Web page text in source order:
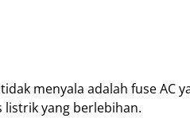
menyala adalah fuse AC
listrik yang berlebihan.